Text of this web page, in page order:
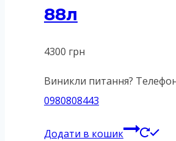
88л
4300 грн
Виникли питання?
0980808443
Додати в кошик